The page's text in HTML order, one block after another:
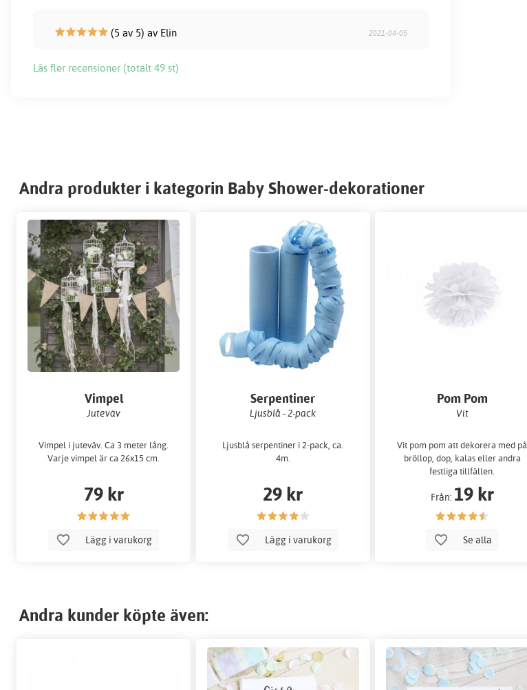
(5 av 5) av Elin 2021-04-05
Läs fler recensioner (totalt 49 st)
Andra produkter i kategorin Baby Shower-dekorationer
Vimpel
Juteväv
Vimpel i juteväv. Ca 3 meter lång.
Varje vimpel är ca 26x15 cm.
79 kr
Lägg i varukorg
Serpentiner
Ljusblå - 2-pack
Ljusblå serpentiner i 2-pack, ca.
4m.
29 kr
Lägg i varukorg
Pom Pom
Vit
Vit pom pom att dekorera med på
bröllop, dop, kalas eller andra
festliga tillfällen.
Från: 19 kr
Se alla
Andra kunder köpte även: